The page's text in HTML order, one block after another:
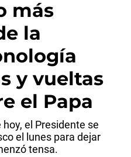
más
la
y vueltas
el Papa
el Presidente se
el lunes para dejar
tensa.